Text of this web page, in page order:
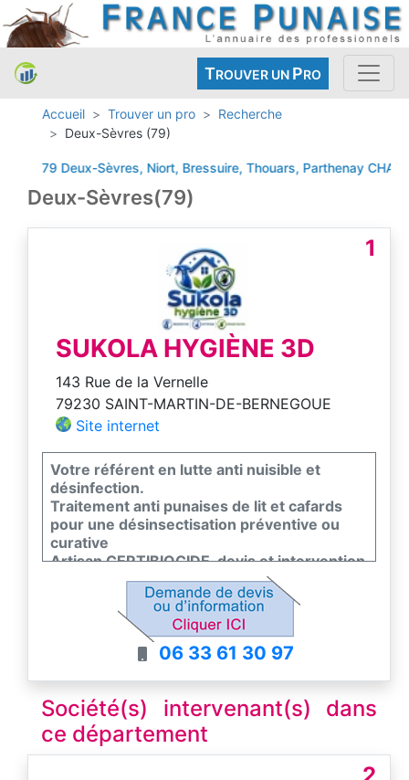
TROUVER UN PRO
Accueil Trouver un pro
Recherche
Deux-Sèvres (79)
79 Deux-Sèvres, Niort, Bressuire, Thouars, Parthenay
Deux-Sèvres(79)
1
SUKOLA HYGIÈNE 3D
143 Rue de la Vernelle
79230 SAINT-MARTIN-DE-BERNEGOUE
Site internet
Votre référent en lutte anti nuisible et
désinfection.
Traitement anti punaises de lit et cafards
pour une désinsectisation préventive ou
curative
Artisan CERTIBIOCIDE, devis et intervention
Professionnels, collectivités et particuliers
Nous avons une offre multiservices à vous
06 33 61 30 97
Société(s) intervenant(s) dans
ce département